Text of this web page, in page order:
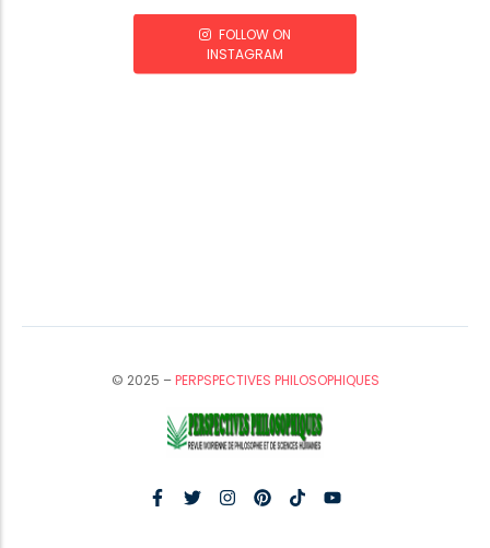
FOLLOW ON
INSTAGRAM
© 2025 –PERPSPECTIVES PHILOSOPHIQUES